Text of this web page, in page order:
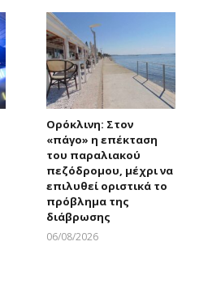
Ορόκλινη: Στον
«πάγο» η επέκταση
του παραλιακού
πεζόδρομου, μέχρι να
επιλυθεί οριστικά το
πρόβλημα της
διάβρωσης
06/08/2026